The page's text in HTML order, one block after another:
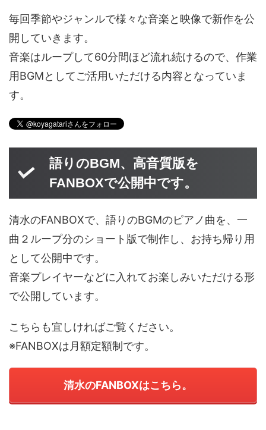
毎回季節やジャンルで様々な音楽と映像で新作を公
開していきます。
音楽はループして60分間ほど流れ続けるので、作業
用BGMとしてご活用いただける内容となっていま
す。
語りのBGM、高音質版を
FANBOXで公開中です。
清水のFANBOXで、語りのBGMのピアノ曲を、一
曲２ループ分のショート版で制作し、お持ち帰り用
として公開中です。
音楽プレイヤーなどに入れてお楽しみいただける形
で公開しています。
こちらも宜しければご覧ください。
※FANBOXは月額定額制です。
清水のFANBOXはこちら。